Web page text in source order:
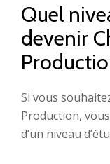
Quel
devenir
Si vous
Production,
d’un niveau